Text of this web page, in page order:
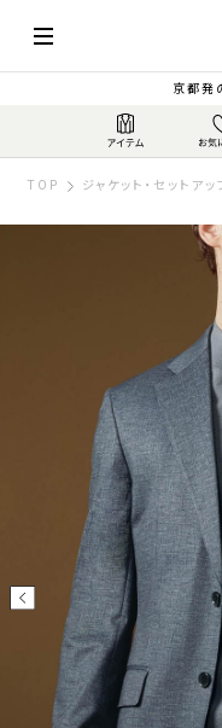
京都発
TOP ジャケット・セットアッ